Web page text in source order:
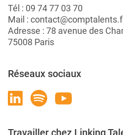
Tél : 09 74 77 03 70
Mail :
Adresse : 78 avenue des
75008 Paris
Réseaux sociaux
Travailler chez Linking